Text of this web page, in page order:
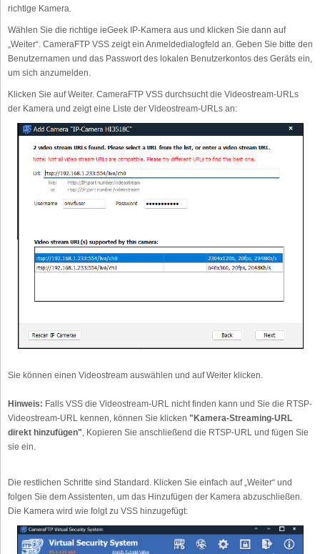
richtige Kamera.
Wählen Sie die richtige ieGeek IP-Kamera aus und klicken Sie dann auf
„Weiter“. CameraFTP VSS zeigt ein Anmeldedialogfeld an. Geben Sie bitte den
Benutzernamen und das Passwort des lokalen Benutzerkontos des Geräts ein,
um sich anzumelden.
Klicken Sie auf Weiter. CameraFTP VSS durchsucht die Videostream-URLs
der Kamera und zeigt eine Liste der Videostream-URLs an:
Sie können einen Videostream auswählen und auf Weiter klicken.
Hinweis: Falls VSS die Videostream-URL nicht finden kann und Sie die RTSP-
Videostream-URL kennen, können Sie klicken "Kamera-Streaming-URL
direkt hinzufügen", Kopieren Sie anschließend die RTSP-URL und fügen Sie
sie ein.
Die restlichen Schritte sind Standard. Klicken Sie einfach auf „Weiter“ und
folgen Sie dem Assistenten, um das Hinzufügen der Kamera abzuschließen.
Die Kamera wird wie folgt zu VSS hinzugefügt: